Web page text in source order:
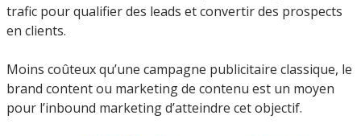
trafic pour qualifier des leads et convertir des prospects
en clients.
Moins coûteux qu’une campagne publicitaire classique, le
brand content ou marketing de contenu est un moyen
pour l’inbound marketing d’atteindre cet objectif.